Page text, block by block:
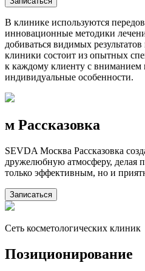
В клинике используются
инновационные методики
добиваться видимых
клиники состоит из опытных
к каждому клиенту с вниманием
индивидуальные особенности.
м Рассказовка
SEVDA Москва Рассказовка
дружелюбную атмосферу, делая
только эффективным, но и
Записаться
Сеть косметологических клиник
Позиционирование